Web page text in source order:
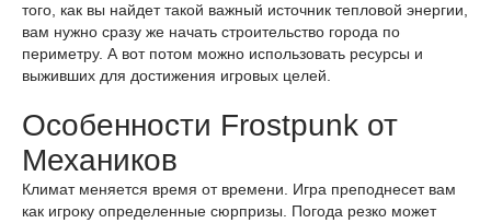
того, как вы найдет такой важный источник тепловой энергии,
вам нужно сразу же начать строительство города по
периметру. А вот потом можно использовать ресурсы и
выживших для достижения игровых целей.
Особенности Frostpunk от
Механиков
Климат меняется время от времени. Игра преподнесет вам
как игроку определенные сюрпризы. Погода резко может